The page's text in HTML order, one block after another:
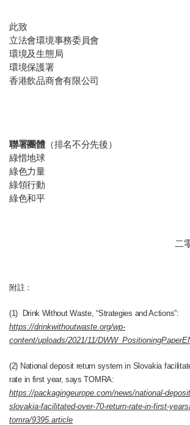
此致
立法會環境事務委員會
環境及生態局
環境保護署
香港飲品商會有限公司
聯署團體（排名不分先後）
綠惜地球
綠色力量
綠領行動
綠色和平
二
附註：
(1) Drink Without Waste, “Strategies and Actions”:
https://drinkwithoutwaste.org/wp-
content/uploads/2021/11/
(2) National deposit return system in Slovakia
rate in first year, says TOMRA:
https://packagingeurope.com/news/national-
slovakia-facilitated-over-70-return-rate-in-first-
tomra/9395.article